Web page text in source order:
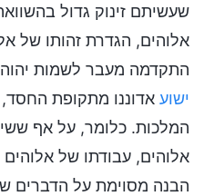
שעשיתם זינוק גדול
אלוהים, הגדרת זהותו של
התקדמה מעבר לשמות
ישוע אדוננו מתקופת
המלכות. כלומר, על אף
אלוהים, עבודתו של אלוהים
הבנה מסוימת על הדברים